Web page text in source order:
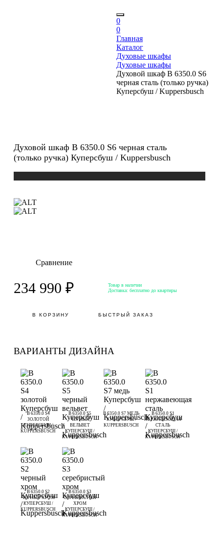
0
0
Главная
Каталог
Духовые шкафы
Духовые шкафы
Духовой шкаф B 6350.0 S6
черная сталь (только ручка)
Куперсбуш / Kuppersbusch
Духовой шкаф B 6350.0 S6 черная сталь
(только ручка) Куперсбуш / Kuppersbusch
ВАРИАНТЫ ДИЗАЙНА
B 6350.0 S4
ЗОЛОТОЙ
КУПЕРСБУШ /
KUPPERSBUSCH
B 6350.0 S5
ЧЕРНЫЙ
ВЕЛЬВЕТ
КУПЕРСБУШ /
KUPPERSBUSCH
B 6350.0 S7 МЕДЬ
КУПЕРСБУШ /
KUPPERSBUSCH
B 6350.0 S1
НЕРЖАВЕЮЩАЯ
СТАЛЬ
КУПЕРСБУШ /
KUPPERSBUSCH
B 6350.0 S2
ЧЕРНЫЙ ХРОМ
КУПЕРСБУШ /
KUPPERSBUSCH
B 6350.0 S3
СЕРЕБРИСТЫЙ
ХРОМ
КУПЕРСБУШ /
KUPPERSBUSCH
Сравнение
234 990 ₽
Товар в наличии
Доставка: бесплатно до квартиры
В КОРЗИНУ БЫСТРЫЙ ЗАКАЗ